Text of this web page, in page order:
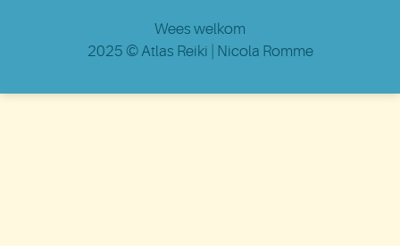
Wees welkom
2025 © Atlas Reiki | Nicola Romme